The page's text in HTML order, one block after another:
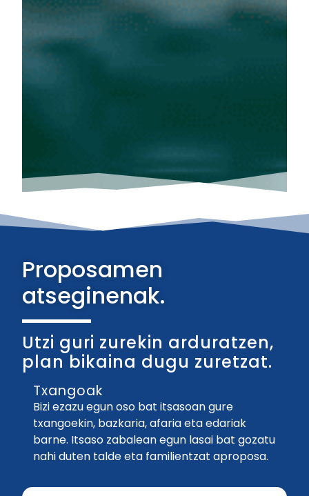
Proposamen
atseginenak.
Utzi guri zurekin arduratzen,
plan bikaina dugu zuretzat.
Txangoak
Bizi ezazu egun oso bat itsasoan gure
txangoekin, bazkaria, afaria eta edariak
barne. Itsaso zabalean egun lasai bat gozatu
nahi duten talde eta familientzat aproposa.